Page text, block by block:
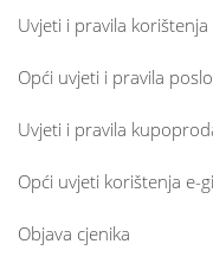
Uvjeti i pravila
Opći uvjeti i pravila
Uvjeti i pravila
Opći uvjeti korištenja e-
Objava cjenika